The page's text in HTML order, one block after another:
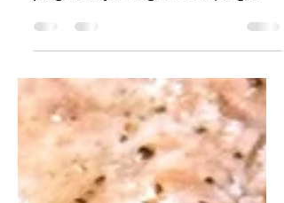
jonge erwtjes en groene asperges